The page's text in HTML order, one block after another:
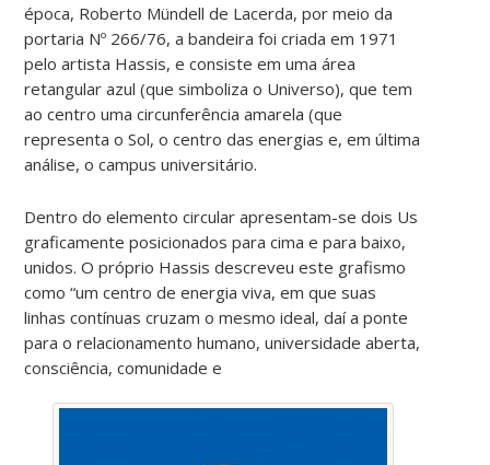
época, Roberto Mündell de Lacerda, por meio da
portaria Nº 266/76, a bandeira foi criada em 1971
pelo artista Hassis, e consiste em uma área
retangular azul (que simboliza o Universo), que tem
ao centro uma circunferência amarela (que
representa o Sol, o centro das energias e, em última
análise, o campus universitário.
Dentro do elemento circular apresentam-se dois Us
graficamente posicionados para cima e para baixo,
unidos. O próprio Hassis descreveu este grafismo
como “um centro de energia viva, em que suas
linhas contínuas cruzam o mesmo ideal, daí a ponte
para o relacionamento humano, universidade aberta,
consciência, comunidade e